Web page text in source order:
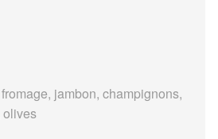
jambon, champignons,
olives